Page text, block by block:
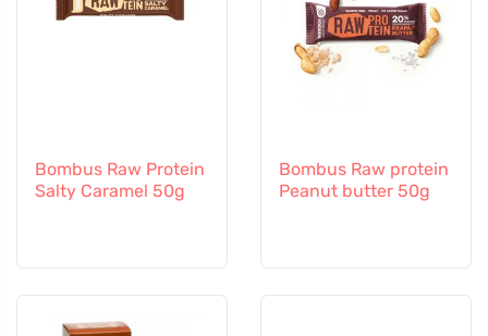
Bombus Raw Protein
Salty Caramel 50g
Bombus Raw protein
Peanut butter 50g